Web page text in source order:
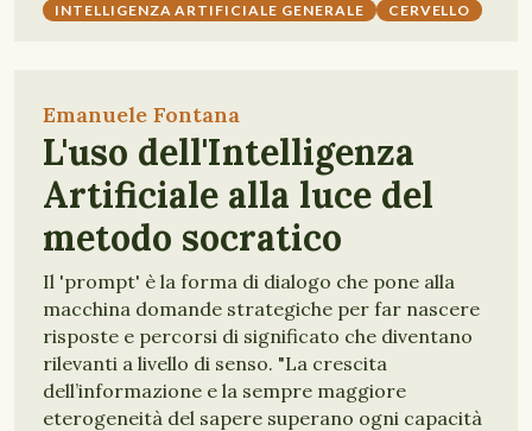
INTELLIGENZA ARTIFICIALE GENERALE
CERVELLO
Emanuele Fontana
L'uso dell'Intelligenza
Artificiale alla luce del
metodo socratico
Il 'prompt' è la forma di dialogo che pone alla
macchina domande strategiche per far nascere
risposte e percorsi di significato che diventano
rilevanti a livello di senso. "La crescita
dell’informazione e la sempre maggiore
eterogeneità del sapere superano ogni capacità